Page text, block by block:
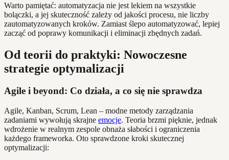
Warto pamiętać: automatyzacja nie jest lekiem na wszystkie
bolączki, a jej skuteczność zależy od jakości procesu, nie liczby
zautomatyzowanych kroków. Zamiast ślepo automatyzować, lepiej
zacząć od poprawy komunikacji i eliminacji zbędnych zadań.
Od teorii do praktyki: Nowoczesne
strategie optymalizacji
Agile i beyond: Co działa, a co się nie sprawdza
Agile, Kanban, Scrum, Lean – modne metody zarządzania
zadaniami wywołują skrajne emocje. Teoria brzmi pięknie, jednak
wdrożenie w realnym zespole obnaża słabości i ograniczenia
każdego frameworka. Oto sprawdzone kroki skutecznej
optymalizacji: